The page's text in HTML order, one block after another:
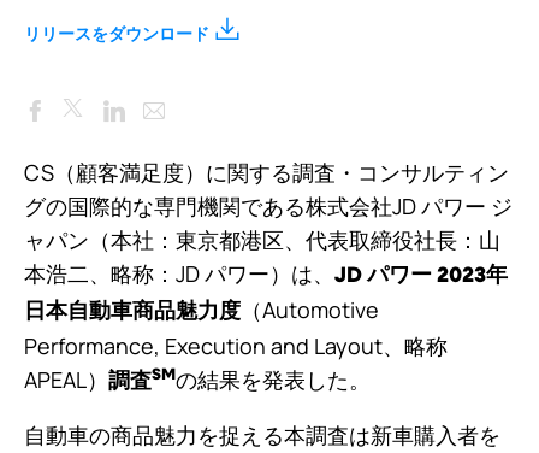
リリースをダウンロード
Facebook
TwitterLinkedIn
CS（顧客満足度）に関する調査・コンサルティン
グの国際的な専門機関である株式会社JD パワー ジ
ャパン（本社：東京都港区、代表取締役社長：山
本浩二、略称：JD パワー）は、
JD パワー 2023年
日本自動車商品魅力度
（Automotive
Performance, Execution and Layout、略称
APEAL）
調査SM の結果を発表した。
自動車の商品魅力を捉える本調査は新車購入者を